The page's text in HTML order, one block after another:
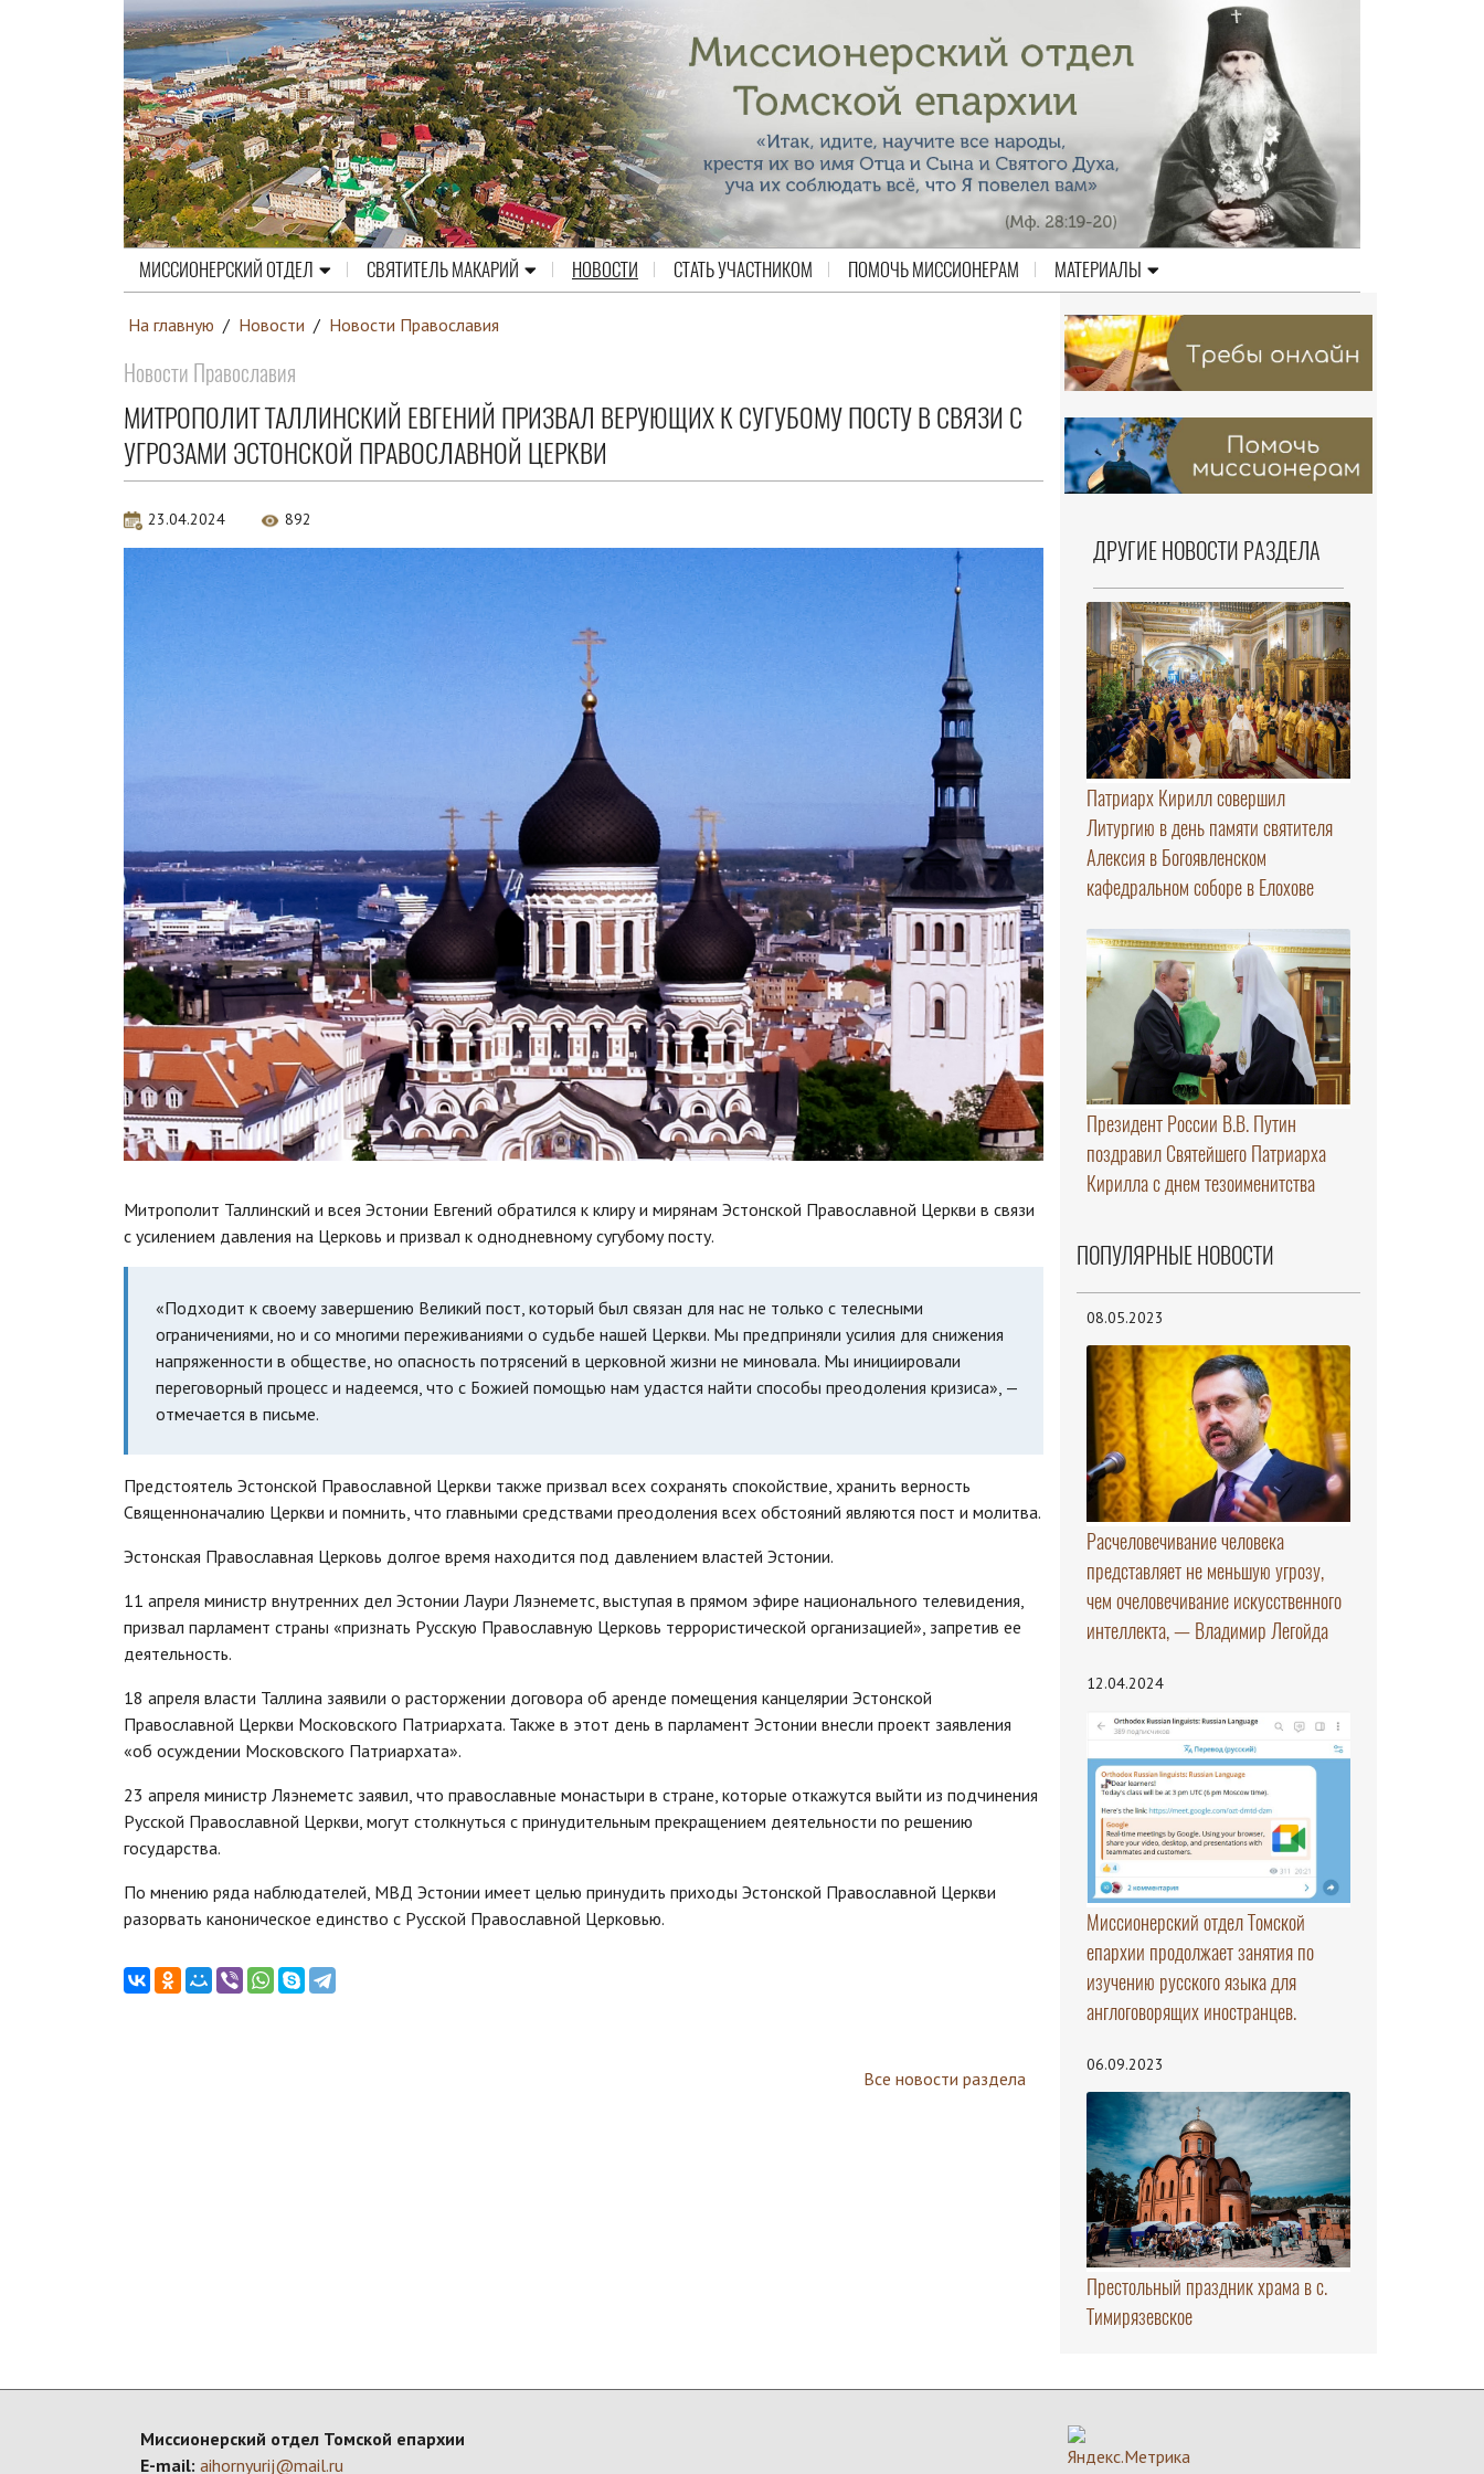
МИССИОНЕРСКИЙ ОТДЕЛ СВЯТИТЕЛЬ МАКАРИЙ НОВОСТИ СТАТЬ УЧАСТНИКОМ ПОМОЧЬ МИССИОНЕРАМ МАТЕРИАЛЫ
На главную / Новости / Новости Православия
Новости Православия
МИТРОПОЛИТ ТАЛЛИНСКИЙ ЕВГЕНИЙ ПРИЗВАЛ ВЕРУЮЩИХ К СУГУБОМУ ПОСТУ В СВЯЗИ С
УГРОЗАМИ ЭСТОНСКОЙ ПРАВОСЛАВНОЙ ЦЕРКВИ
23.04.2024 892
Митрополит Таллинский и всея Эстонии Евгений обратился к клиру и мирянам Эстонской Православной Церкви в связи
с усилением давления на Церковь и призвал к однодневному сугубому посту.
«Подходит к своему завершению Великий пост, который был связан для нас не только с телесными
ограничениями, но и со многими переживаниями о судьбе нашей Церкви. Мы предприняли усилия для снижения
напряженности в обществе, но опасность потрясений в церковной жизни не миновала. Мы инициировали
переговорный процесс и надеемся, что с Божией помощью нам удастся найти способы преодоления кризиса», —
отмечается в письме.
Предстоятель Эстонской Православной Церкви также призвал всех сохранять спокойствие, хранить верность
Священноначалию Церкви и помнить, что главными средствами преодоления всех обстояний являются пост и молитва.
Эстонская Православная Церковь долгое время находится под давлением властей Эстонии.
11 апреля министр внутренних дел Эстонии Лаури Ляэнеметс, выступая в прямом эфире национального телевидения,
призвал парламент страны «признать Русскую Православную Церковь террористической организацией», запретив ее
деятельность.
18 апреля власти Таллина заявили о расторжении договора об аренде помещения канцелярии Эстонской
Православной Церкви Московского Патриархата. Также в этот день в парламент Эстонии внесли проект заявления
«об осуждении Московского Патриархата».
23 апреля министр Ляэнеметс заявил, что православные монастыри в стране, которые откажутся выйти из подчинения
Русской Православной Церкви, могут столкнуться с принудительным прекращением деятельности по решению
государства.
По мнению ряда наблюдателей, МВД Эстонии имеет целью принудить приходы Эстонской Православной Церкви
разорвать каноническое единство с Русской Православной Церковью.
Все новости раздела
ДРУГИЕ НОВОСТИ РАЗДЕЛА
Патриарх Кирилл совершил
Литургию в день памяти святителя
Алексия в Богоявленском
кафедральном соборе в Елохове
Президент России В.В. Путин
поздравил Святейшего Патриарха
Кирилла с днем тезоименитства
ПОПУЛЯРНЫЕ НОВОСТИ
08.05.2023
Расчеловечивание человека
представляет не меньшую угрозу,
чем очеловечивание искусственного
интеллекта, — Владимир Легойда
12.04.2024
Миссионерский отдел Томской
епархии продолжает занятия по
изучению русского языка для
англоговорящих иностранцев.
06.09.2023
Престольный праздник храма в с.
Тимирязевское
Миссионерский отдел Томской епархии
E-mail: aihornyurij@mail.ru